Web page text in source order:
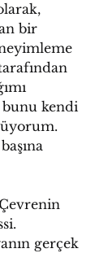
bir
kendi
Çevrenin
gerçek